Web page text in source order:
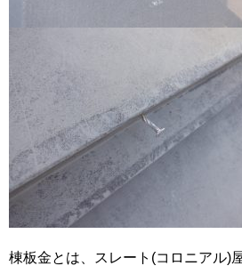
棟板金とは、スレート(コロニアル)